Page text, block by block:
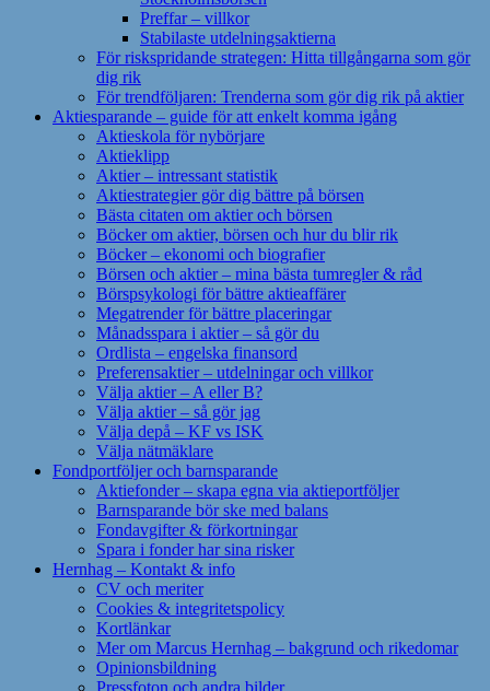
Preffar – villkor
Stabilaste utdelningsaktierna
För riskspridande strategen: Hitta tillgångarna som gör
dig rik
För trendföljaren: Trenderna som gör dig rik på aktier
Aktiesparande – guide för att enkelt komma igång
Aktieskola för nybörjare
Aktieklipp
Aktier – intressant statistik
Aktiestrategier gör dig bättre på börsen
Bästa citaten om aktier och börsen
Böcker om aktier, börsen och hur du blir rik
Böcker – ekonomi och biografier
Börsen och aktier – mina bästa tumregler & råd
Börspsykologi för bättre aktieaffärer
Megatrender för bättre placeringar
Månadsspara i aktier – så gör du
Ordlista – engelska finansord
Preferensaktier – utdelningar och villkor
Välja aktier – A eller B?
Välja aktier – så gör jag
Välja depå – KF vs ISK
Välja nätmäklare
Fondportföljer och barnsparande
Aktiefonder – skapa egna via aktieportföljer
Barnsparande bör ske med balans
Fondavgifter & förkortningar
Spara i fonder har sina risker
Hernhag – Kontakt & info
CV och meriter
Cookies & integritetspolicy
Kortlänkar
Mer om Marcus Hernhag – bakgrund och rikedomar
Opinionsbildning
Pressfoton och andra bilder